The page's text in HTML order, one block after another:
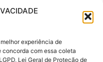
experiência de
com essa coleta
Lei Geral de Proteção de
ou